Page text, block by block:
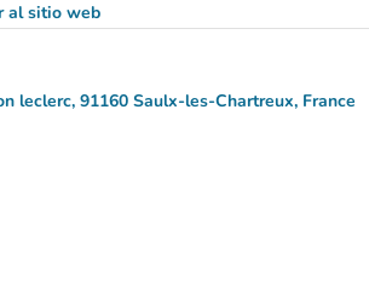
al sitio web
(nueva pestaña)
leclerc, 91160 Saulx-les-Chartreux, France
(abrir en Google Maps)
(nueva pestaña)